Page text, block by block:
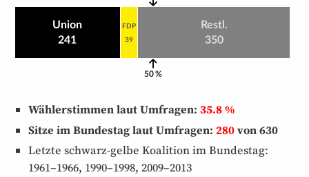
Union
241
FDP
39
Restl.
350
50 %
Wählerstimmen laut Umfragen:35.8 %
Sitze im Bundestag laut Umfragen:280von 630
Letzte schwarz-gelbe Koalition im Bundestag:
1961–1966, 1990–1998, 2009–2013